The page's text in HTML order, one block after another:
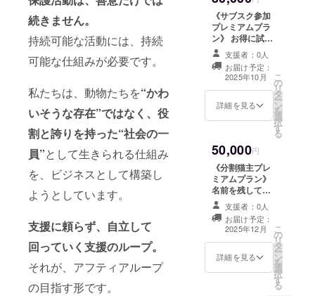
続きません。
持続可能な活動には、持続
可能な仕組みが必要です。
私たちは、動物たちを“かわ
いそうな存在”ではなく、役
割と誇りを持った“社会の一
員”として生きられる仕組み
を、ビジネスとして構築し
ようとしています。
支援に頼らず、自立して
回っていく支援のループ。
それが、アフティアループ
の目指す形です。
ださい 【活動支
援ライトプラン
の特典をすべて
含みます】 以下
の特典も含まれ
ます： • ECサイ
ト内「制作者
ページ」へのお
者限定
Instagramアカ
セージの送付
ジ」に、支援者
様のお名前（ま
たはニックネー
ム）を掲載いた
します。 • 掲出
期間：サービス
開始からサービ
ス終了まで • 掲
載方法：サイ
ズ:800x200px(
バナー、ロゴ可)
必ず備考欄に掲
載を希望される
お名前をご記入
ください。
・**ロゴま
たはバナー掲載
をご希望の場合
は、備考欄に
「画像掲載希
望」と明記の
上、**プロジェ
クト終了後にお
式会員カードの
送付】 支援の証
として、アフ
ティア公式会員
カード（クレ
ジットカードサ
イズ）をお届け
いたします。
カードにはご希
望のお名前（ま
たはニックネー
れ、 今後の活動
やイベントでの
支援者識別に活
用される場合が
あります。 • サ
イズ：85.6mm
× 54mm（一般
的なカードサイ
ズ） • 素材：
PVC製 • 記載内
容：会員名
方のうち、採用
された方のお名
前は施設内プ
レートに記載い
たします。 選定
の様子や経過
は、支援者限定
のInstagramア
カウントにて公
開予定です。 -
以内／応相談） -
猫の選定・最終
命名決定は、ア
フティアが責任
を持って行いま
す。 【見守り配
信URLの発行】
YouTubeの限定
公開URLにて、
名付けた猫の様
子をいつでもご
覧いただけます
置いたします。
支援の証を、実
際の空間に“名前
として刻む”唯一
のリターンで
す。 • 刻印内容
は、お名前のみ
／お名前＋一言
メッセージから
お選びいただけ
ます（全角20文
奨） • 希望者に
は木札設置時の
記念写真とお礼
のメッセージを
メールにてお送
りいたします •
木札は、施設が
存続する限り掲
示され続けます
（移転時も引き
継ぎ予定） • 木
《サブスク参加
プレミアムプラ
ン》 お得に試し
たい方向けの
クーポン付き体
験リターン 【サ
ブスク優待特典
（特別クーポン
券）】 割引クー
アループ」での
お買い物にご利
用いただけます
（1回のお会計に
つき1枚まで）。
・クーポンコー
ドは、ご登録の
メールアドレス
宛にお送りしま
す。 ・有効期
間：クーポン
コード送付日
支援者：0人
お届け予定：
2025年10月
詳細を見る
こ
の
リ
タ
ー
ン
を
選
択
す
る
50,000円
《分割猫主プレ
ミアムプラン》
名前を残して物
語に参加しよう
【保護猫の命名
案の応募いただ
けます】 アフ
ティアが生涯大
切に育てる予定
の保護猫1匹に、
支援者：0人
お届け予定：
2025年12月
詳細を見る
こ
の
リ
タ
ー
ン
を
選
択
す
る